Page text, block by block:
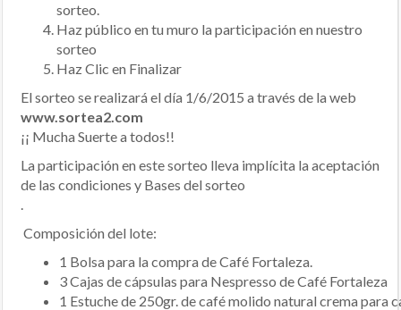
sorteo.
Haz público en tu muro la participación en nuestro
sorteo
Haz Clic en Finalizar
El sorteo se realizará el día 1/6/2015 a través de la web
www.sortea2.com
¡¡ Mucha Suerte a todos!!
La participación en este sorteo lleva implícita la aceptación
de las condiciones y Bases del sorteo
.
Composición del lote:
1 Bolsa para la compra de Café Fortaleza.
3 Cajas de cápsulas para Nespresso de Café Fortaleza
1 Estuche de 250gr. de café molido natural crema para